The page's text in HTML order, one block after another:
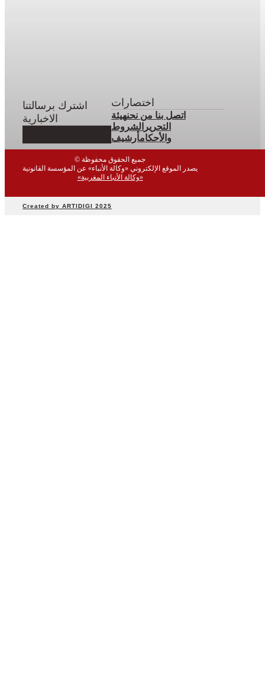
اشترك برسالتنا
الاخبارية
اختصارات
اتصل بنا من نحنهيئة
التحرير الشروط
والأحكامأرشيف
© جميع الحقوق محفوظة
يصدر الموقع الإلكتروني «وكالة الأنباء» عن المؤسسة القانونية
«وكالة الأنباء المغربية»
Created by ARTIDIGI 2025